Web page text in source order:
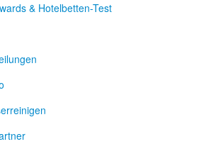
& Hotelbetten-Test